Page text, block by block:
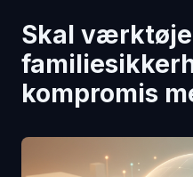
Skal
kompromis